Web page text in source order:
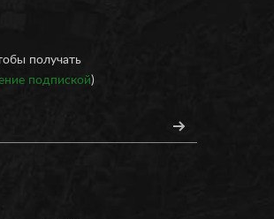
получать
подпиской)